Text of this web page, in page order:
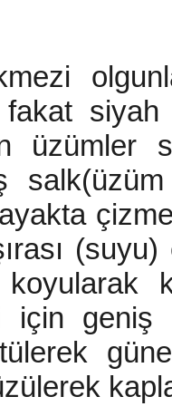
fakat
üzümler
çizme
için